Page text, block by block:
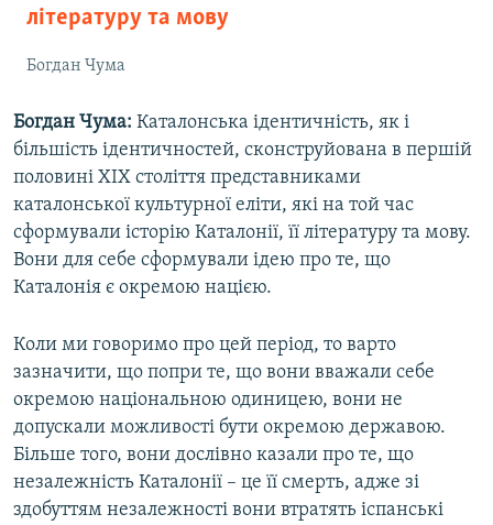
літературу та мову
Богдан Чума
Богдан Чума: Каталонська ідентичність, як і
більшість ідентичностей, сконструйована в першій
половині XIX століття представниками
каталонської культурної еліти, які на той час
сформували історію Каталонії, її літературу та мову.
Вони для себе сформували ідею про те, що
Каталонія є окремою нацією.
Коли ми говоримо про цей період, то варто
зазначити, що попри те, що вони вважали себе
окремою національною одиницею, вони не
допускали можливості бути окремою державою.
Більше того, вони дослівно казали про те, що
незалежність Каталонії – це її смерть, адже зі
здобуттям незалежності вони втратять іспанські